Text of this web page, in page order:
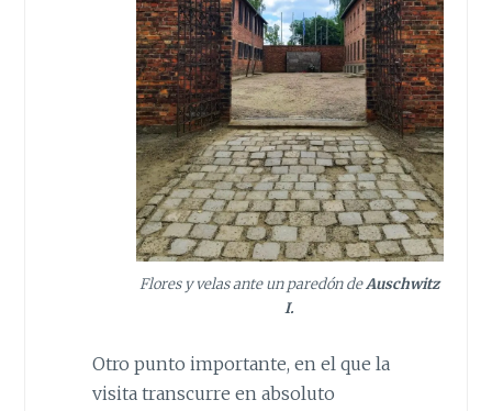
Flores y velas ante un paredón deAuschwitz
I.
Otro punto importante, en el que la
visita transcurre en absoluto